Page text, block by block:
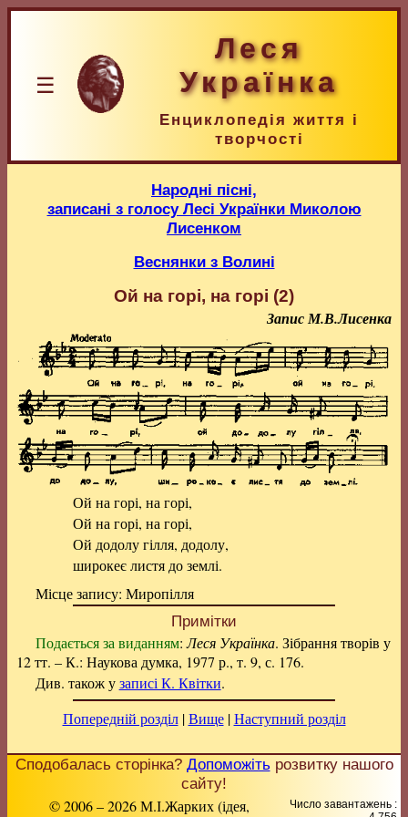
☰
Леся
Українка
Енциклопедія життя і
творчості
Народні пісні,
записані з голосу Лесі Українки Миколою
Лисенком
Веснянки з Волині
Ой на горі, на горі (2)
Запис М.В.Лисенка
Ой на горі, на горі,
Ой на горі, на горі,
Ой додолу гілля, додолу,
широкеє листя до землі.
Місце запису: Миропілля
Примітки
Подається за виданням:Леся Українка. Зібрання творів у
12 тт. – К.: Наукова думка, 1977 р., т. 9, с. 176.
Див. також узаписі К. Квітки.
Попередній розділ|Вище|Наступний розділ
Сподобалась сторінка? Допоможітьрозвитку нашого
сайту!
© 2006 – 2026 М.І.Жарких (ідея,
Число завантажень :